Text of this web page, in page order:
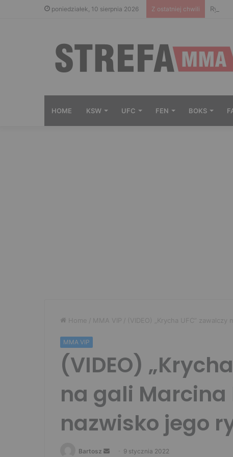
poniedziałek, 10 sierpnia 2026 Z ostatniej chwili Ryta
HOME KSW UFC FEN BOKS
Home / MMA VIP / (VIDEO) „Krycha UFC”
MMA VIP
(VIDEO)
na gali
nazwisko jego
Bartosz Send 9 stycznia 2022